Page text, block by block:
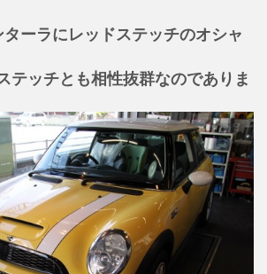
ーラにレッドステッチのオシャ
テッチとも相性抜群なのでありま